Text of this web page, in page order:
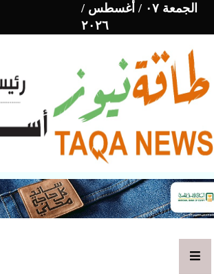
الجمعة ٠٧ / أغسطس /
٢٠٢٦